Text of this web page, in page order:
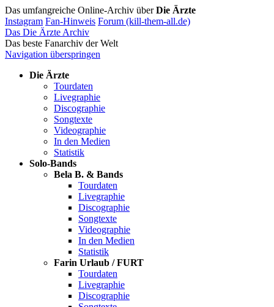
Das umfangreiche Online-Archiv überDie Ärzte
Instagram Fan-Hinweis Forum (kill-them-all.de)
Das Die Ärzte Archiv
Das beste Fanarchiv der Welt
Navigation überspringen
Die Ärzte
Tourdaten
Livegraphie
Discographie
Songtexte
Videographie
In den Medien
Statistik
Solo-Bands
Bela B. & Bands
Tourdaten
Livegraphie
Discographie
Songtexte
Videographie
In den Medien
Statistik
Farin Urlaub / FURT
Tourdaten
Livegraphie
Discographie